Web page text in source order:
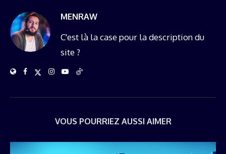
MENRAW
C'est là la case pour la description du
site ?
VOUS POURRIEZ AUSSI AIMER